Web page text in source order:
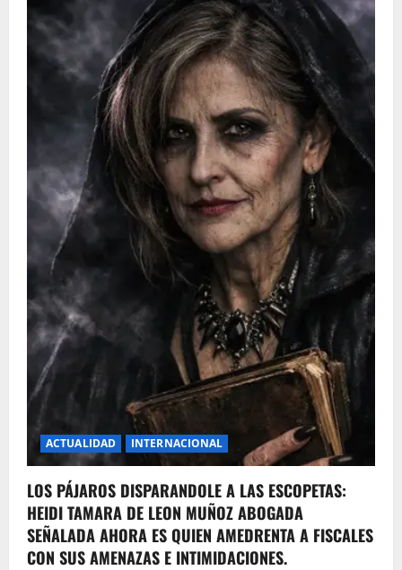
ACTUALIDAD INTERNACIONAL
LOS PÁJAROS DISPARANDOLE A LAS ESCOPETAS:
HEIDI TAMARA DE LEON MUÑOZ ABOGADA
SEÑALADA AHORA ES QUIEN AMEDRENTA A FISCALES
CON SUS AMENAZAS E INTIMIDACIONES.